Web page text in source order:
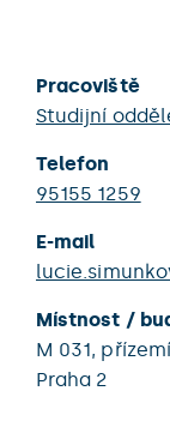
Pracoviště
Studijní
Telefon
95155 1259
E-mail
Místnost /
M 031,
Praha 2